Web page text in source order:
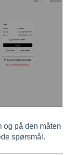
og på den måten
spørsmål.